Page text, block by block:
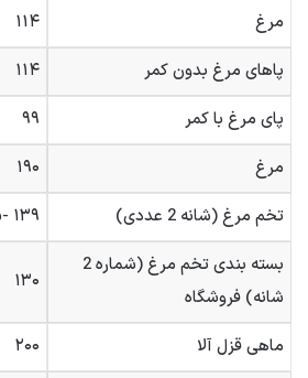
مرغ
۱۱۴
پاهای مرغ بدون کمر
۱۱۴
پای مرغ با کمر
۹۹
مرغ
۱۹۰
تخم مرغ (شانه 2 عددی)
۱۳۹ -۱۶۵
بسته بندی تخم مرغ (شماره 2
شانه) فروشگاه
۱۳۰
ماهی قزل آلا ۲۰۰